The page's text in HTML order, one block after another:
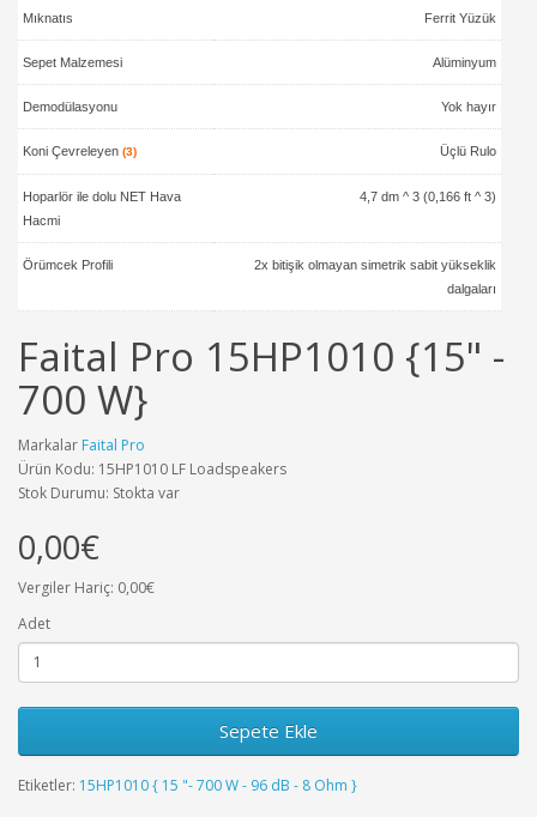
Mıknatıs Ferrit Yüzük
Sepet Malzemesi Alüminyum
Demodülasyonu Yok hayır
Koni Çevreleyen (3) Üçlü Rulo
Hoparlör ile dolu NET Hava
Hacmi
4,7 dm ^ 3 (0,166 ft ^ 3)
Örümcek Profili
2x bitişik olmayan simetrik sabit yükseklik
dalgaları
Faital Pro 15HP1010 {15" -
700 W}
Markalar Faital Pro
Ürün Kodu: 15HP1010 LF Loadspeakers
Stok Durumu: Stokta var
0,00€
Vergiler Hariç: 0,00€
Adet
Sepete Ekle
Etiketler: 15HP1010 { 15 "- 700 W - 96 dB - 8 Ohm }